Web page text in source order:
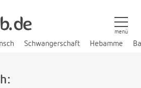
Schwangerschaft Hebamme
menü